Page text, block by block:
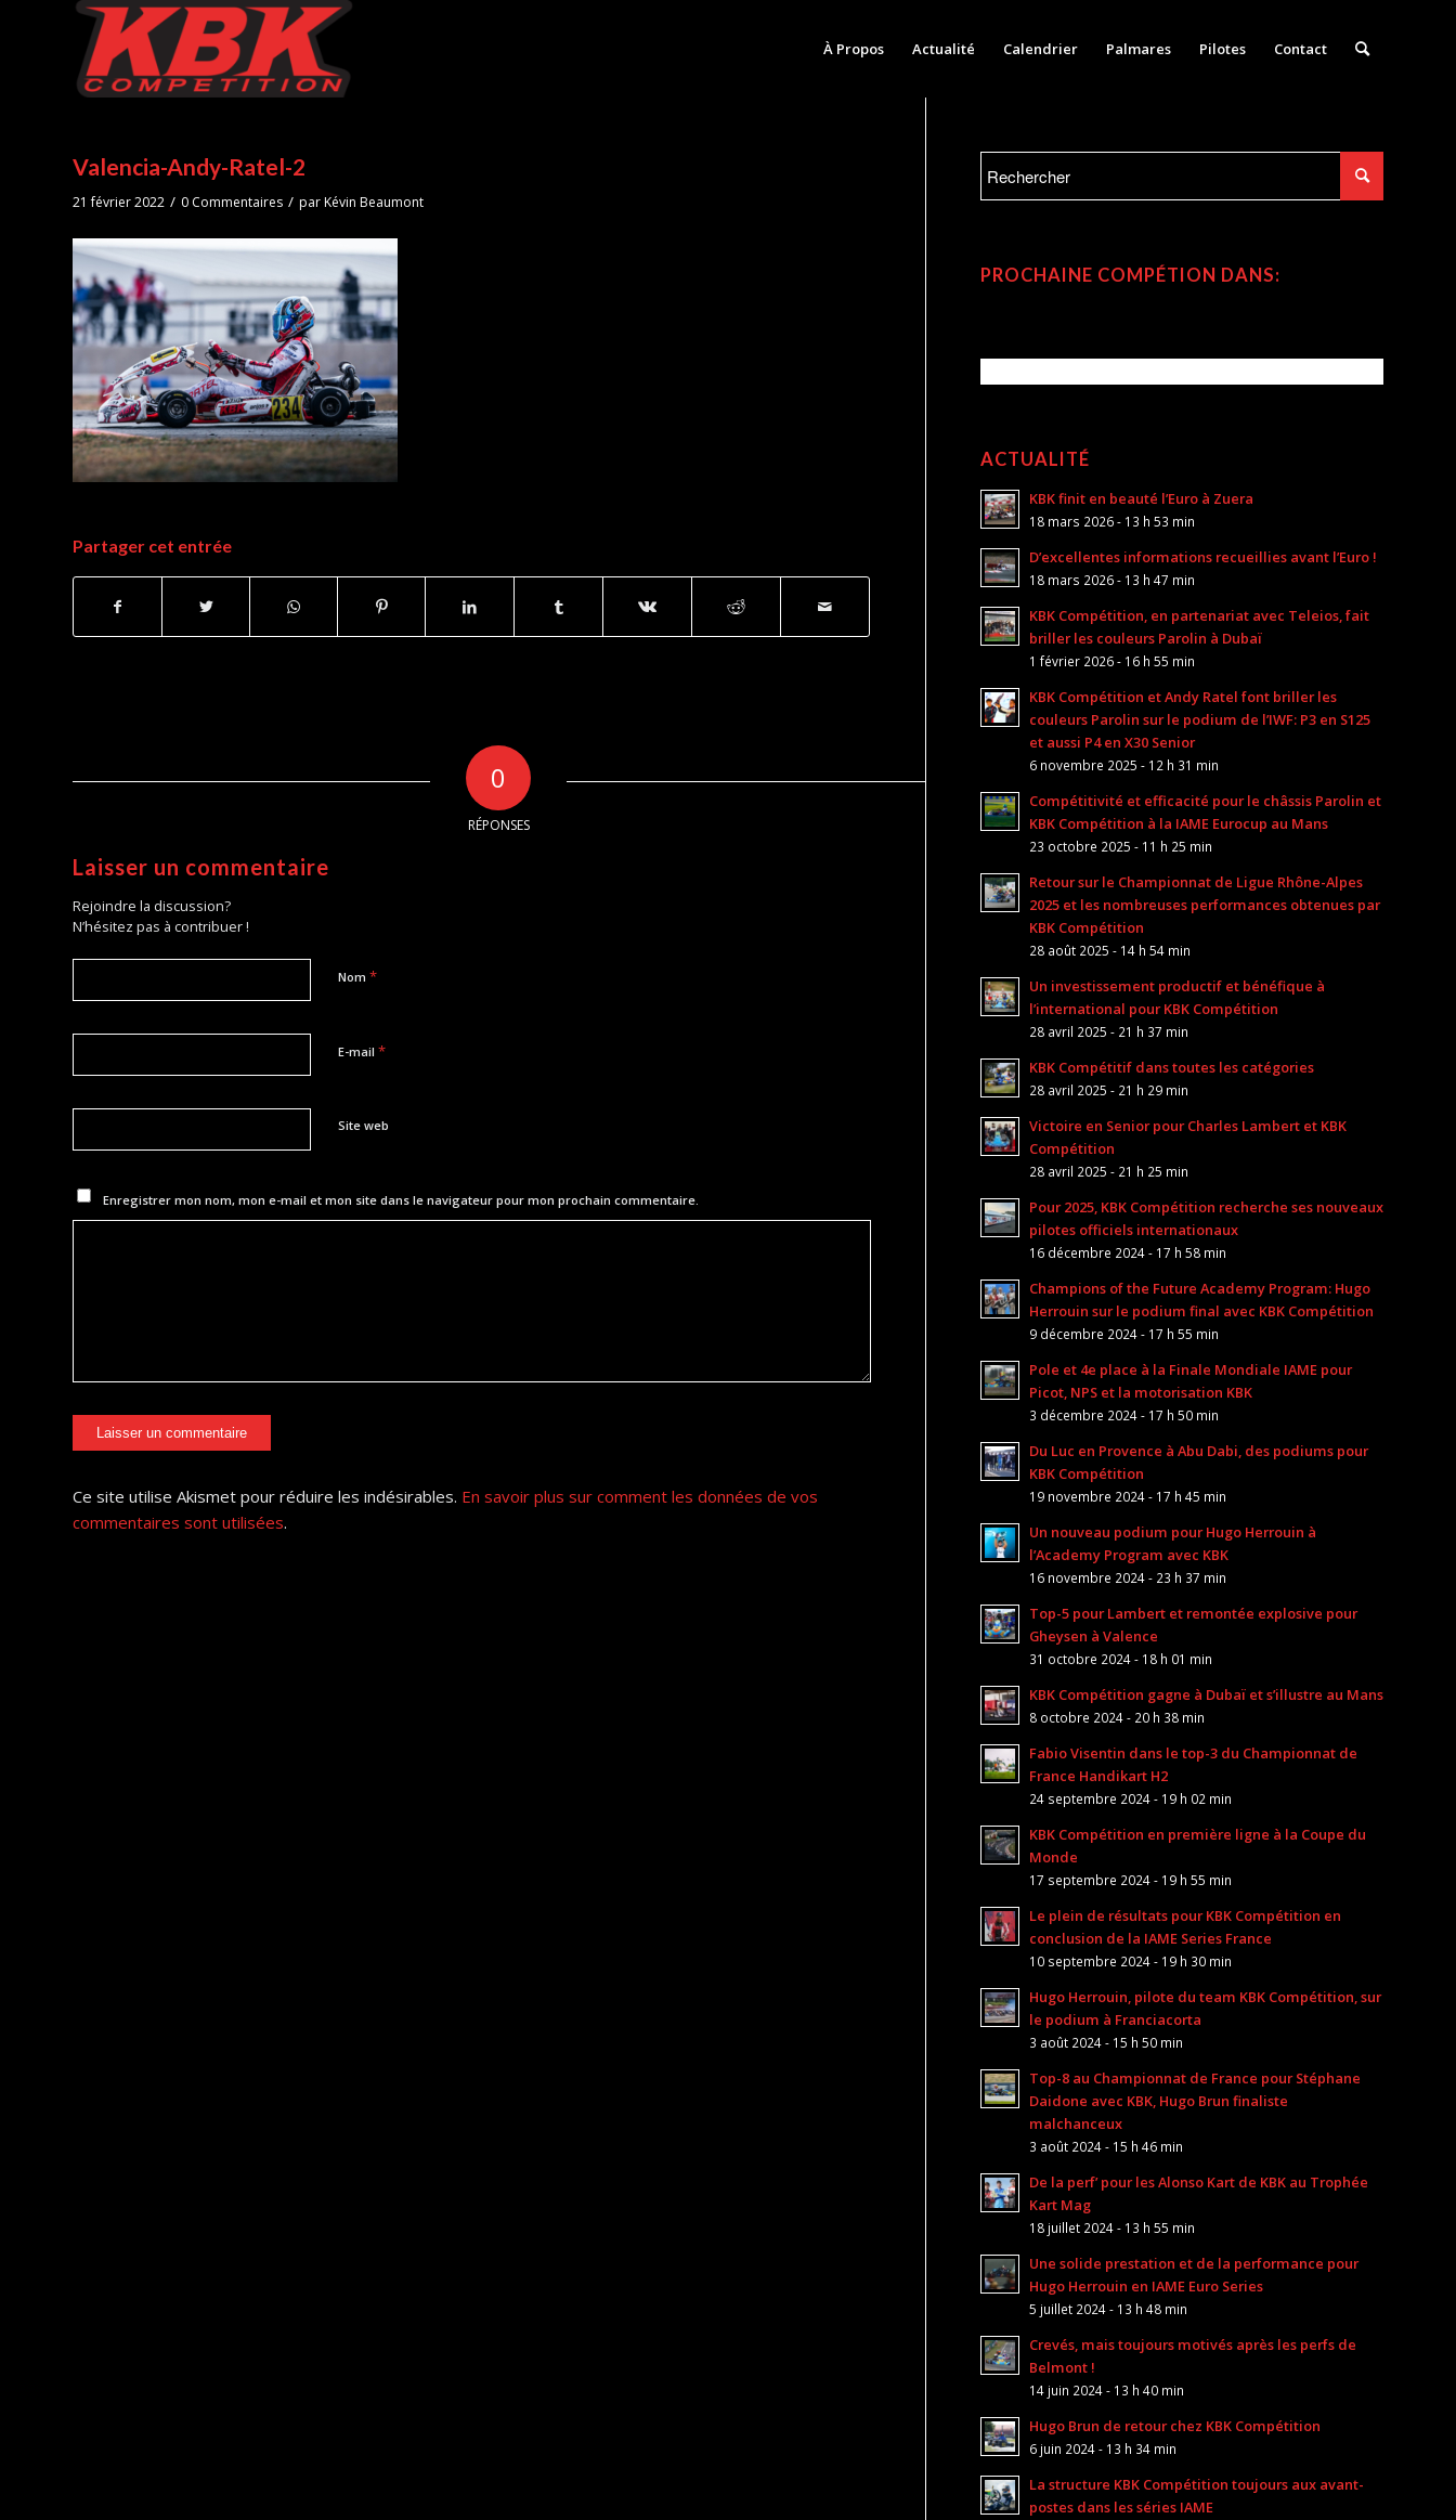
À Propos Actualité Calendrier Palmares Pilotes Contact
Valencia-Andy-Ratel-2
21 février 2022 / 0 Commentaires / parKévin Beaumont
Partager cet entrée
0
RÉPONSES
Laisser un commentaire
Rejoindre la discussion?
N’hésitez pas à contribuer !
Nom *
E-mail *
Site web
Enregistrer mon nom, mon e-mail et mon site dans le navigateur pour mon prochain commentaire.
Ce site utilise Akismet pour réduire les indésirables. En savoir plus sur comment les données de vos
commentaires sont utilisées.
PROCHAINE COMPÉTION DANS:
ACTUALITÉ
KBK finit en beauté l’Euro à Zuera
18 mars 2026 - 13 h 53 min
D’excellentes informations recueillies avant l’Euro !
18 mars 2026 - 13 h 47 min
KBK Compétition, en partenariat avec Teleios, fait
briller les couleurs Parolin à Dubaï
1 février 2026 - 16 h 55 min
KBK Compétition et Andy Ratel font briller les
couleurs Parolin sur le podium de l’IWF: P3 en S125
et aussi P4 en X30 Senior
6 novembre 2025 - 12 h 31 min
Compétitivité et efficacité pour le châssis Parolin et
KBK Compétition à la IAME Eurocup au Mans
23 octobre 2025 - 11 h 25 min
Retour sur le Championnat de Ligue Rhône-Alpes
2025 et les nombreuses performances obtenues par
KBK Compétition
28 août 2025 - 14 h 54 min
Un investissement productif et bénéfique à
l’international pour KBK Compétition
28 avril 2025 - 21 h 37 min
KBK Compétitif dans toutes les catégories
28 avril 2025 - 21 h 29 min
Victoire en Senior pour Charles Lambert et KBK
Compétition
28 avril 2025 - 21 h 25 min
Pour 2025, KBK Compétition recherche ses nouveaux
pilotes officiels internationaux
16 décembre 2024 - 17 h 58 min
Champions of the Future Academy Program: Hugo
Herrouin sur le podium final avec KBK Compétition
9 décembre 2024 - 17 h 55 min
Pole et 4e place à la Finale Mondiale IAME pour
Picot, NPS et la motorisation KBK
3 décembre 2024 - 17 h 50 min
Du Luc en Provence à Abu Dabi, des podiums pour
KBK Compétition
19 novembre 2024 - 17 h 45 min
Un nouveau podium pour Hugo Herrouin à
l’Academy Program avec KBK
16 novembre 2024 - 23 h 37 min
Top-5 pour Lambert et remontée explosive pour
Gheysen à Valence
31 octobre 2024 - 18 h 01 min
KBK Compétition gagne à Dubaï et s’illustre au Mans
8 octobre 2024 - 20 h 38 min
Fabio Visentin dans le top-3 du Championnat de
France Handikart H2
24 septembre 2024 - 19 h 02 min
KBK Compétition en première ligne à la Coupe du
Monde
17 septembre 2024 - 19 h 55 min
Le plein de résultats pour KBK Compétition en
conclusion de la IAME Series France
10 septembre 2024 - 19 h 30 min
Hugo Herrouin, pilote du team KBK Compétition, sur
le podium à Franciacorta
3 août 2024 - 15 h 50 min
Top-8 au Championnat de France pour Stéphane
Daidone avec KBK, Hugo Brun finaliste
malchanceux
3 août 2024 - 15 h 46 min
De la perf’ pour les Alonso Kart de KBK au Trophée
Kart Mag
18 juillet 2024 - 13 h 55 min
Une solide prestation et de la performance pour
Hugo Herrouin en IAME Euro Series
5 juillet 2024 - 13 h 48 min
Crevés, mais toujours motivés après les perfs de
Belmont !
14 juin 2024 - 13 h 40 min
Hugo Brun de retour chez KBK Compétition
6 juin 2024 - 13 h 34 min
La structure KBK Compétition toujours aux avant-
postes dans les séries IAME